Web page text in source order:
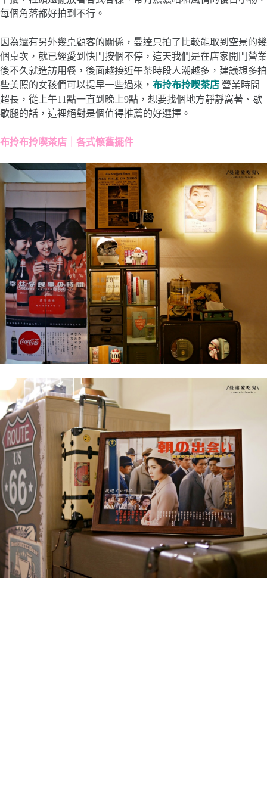
每個角落都好拍到不行。
因為還有另外幾桌顧客的關係，曼達只拍了比較能取到空景的幾
個桌次，就已經愛到快門按個不停，這天我們是在店家開門營業
後不久就造訪用餐，後面越接近午茶時段人潮越多，建議想多拍
些美照的女孩們可以提早一些過來， 布拎布拎喫茶店 營業時間
超長，從上午11點一直到晚上9點，想要找個地方靜靜窩著、歇
歇腿的話，這裡絕對是個值得推薦的好選擇。
布拎布拎喫茶店｜各式懷舊擺件